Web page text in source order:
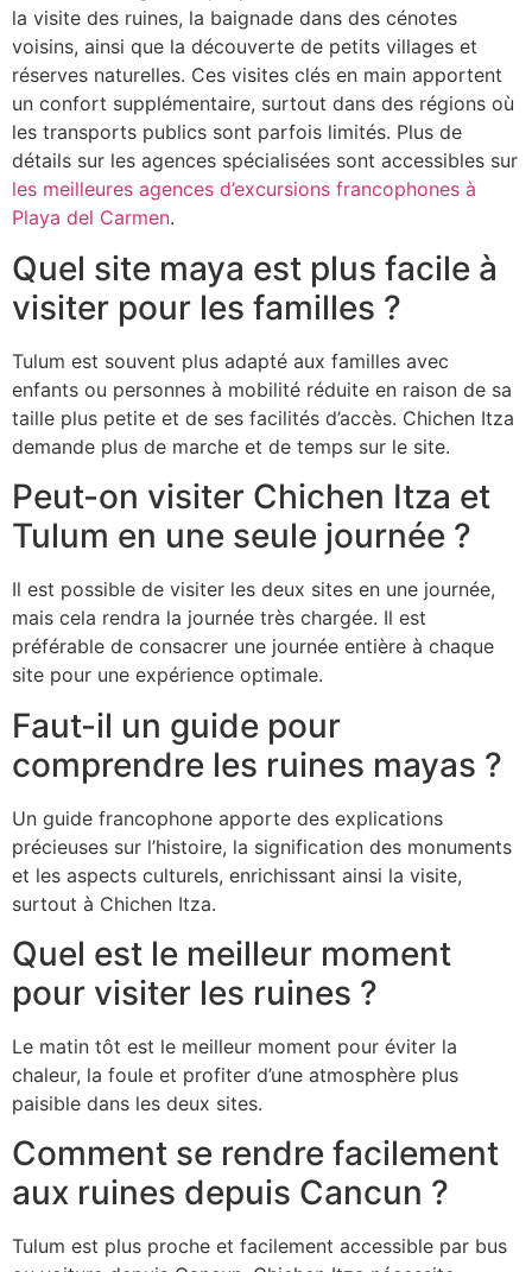
la visite des ruines, la baignade dans des cénotes
voisins, ainsi que la découverte de petits villages et
réserves naturelles. Ces visites clés en main apportent
un confort supplémentaire, surtout dans des régions où
les transports publics sont parfois limités. Plus de
détails sur les agences spécialisées sont accessibles sur
les meilleures agences d’excursions francophones à
Playa del Carmen.
Quel site maya est plus facile à
visiter pour les familles ?
Tulum est souvent plus adapté aux familles avec
enfants ou personnes à mobilité réduite en raison de sa
taille plus petite et de ses facilités d’accès. Chichen Itza
demande plus de marche et de temps sur le site.
Peut-on visiter Chichen Itza et
Tulum en une seule journée ?
Il est possible de visiter les deux sites en une journée,
mais cela rendra la journée très chargée. Il est
préférable de consacrer une journée entière à chaque
site pour une expérience optimale.
Faut-il un guide pour
comprendre les ruines mayas ?
Un guide francophone apporte des explications
précieuses sur l’histoire, la signification des monuments
et les aspects culturels, enrichissant ainsi la visite,
surtout à Chichen Itza.
Quel est le meilleur moment
pour visiter les ruines ?
Le matin tôt est le meilleur moment pour éviter la
chaleur, la foule et profiter d’une atmosphère plus
paisible dans les deux sites.
Comment se rendre facilement
aux ruines depuis Cancun ?
Tulum est plus proche et facilement accessible par bus